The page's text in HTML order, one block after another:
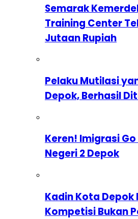
Semarak
Training Center
Jutaan Rupiah
Pelaku Mutilasi
Depok, Berhasil
Keren! Imigrasi Go
Negeri 2 Depok
Kadin Kota
Kompetisi Bukan